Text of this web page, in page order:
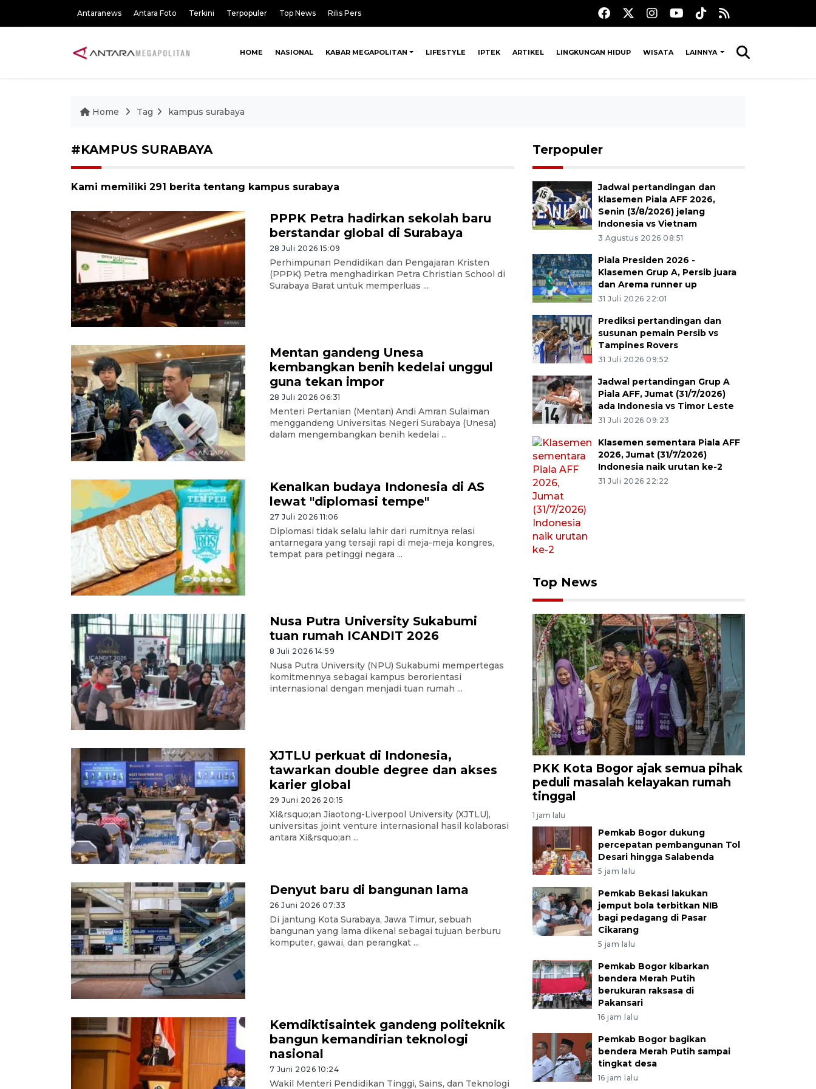
Antaranews Antara Foto Terkini Terpopuler Top News Rilis Pers
HOME NASIONAL KABAR MEGAPOLITAN LIFESTYLE IPTEK ARTIKEL LINGKUNGAN HIDUP WISATA LAINNYA
Home Tag kampus surabaya
#KAMPUS SURABAYA
Kami memiliki 291 berita tentang kampus surabaya
PPPK Petra hadirkan sekolah baru
berstandar global di Surabaya
28 Juli 2026 15:09
Perhimpunan Pendidikan dan Pengajaran Kristen
(PPPK) Petra menghadirkan Petra Christian School di
Surabaya Barat untuk memperluas ...
Mentan gandeng Unesa
kembangkan benih kedelai unggul
guna tekan impor
28 Juli 2026 06:31
Menteri Pertanian (Mentan) Andi Amran Sulaiman
menggandeng Universitas Negeri Surabaya (Unesa)
dalam mengembangkan benih kedelai ...
Kenalkan budaya Indonesia di AS
lewat "diplomasi tempe"
27 Juli 2026 11:06
Diplomasi tidak selalu lahir dari rumitnya relasi
antarnegara yang tersaji rapi di meja-meja kongres,
tempat para petinggi negara ...
Nusa Putra University Sukabumi
tuan rumah ICANDIT 2026
8 Juli 2026 14:59
Nusa Putra University (NPU) Sukabumi mempertegas
komitmennya sebagai kampus berorientasi
internasional dengan menjadi tuan rumah ...
XJTLU perkuat di Indonesia,
tawarkan double degree dan akses
karier global
29 Juni 2026 20:15
Xi&rsquo;an Jiaotong-Liverpool University (XJTLU),
universitas joint venture internasional hasil kolaborasi
antara Xi&rsquo;an ...
Denyut baru di bangunan lama
26 Juni 2026 07:33
Di jantung Kota Surabaya, Jawa Timur, sebuah
bangunan yang lama dikenal sebagai tujuan berburu
komputer, gawai, dan perangkat ...
Kemdiktisaintek gandeng politeknik
bangun kemandirian teknologi
nasional
7 Juni 2026 10:24
Wakil Menteri Pendidikan Tinggi, Sains, dan Teknologi
Terpopuler
Jadwal pertandingan dan
klasemen Piala AFF 2026,
Senin (3/8/2026) jelang
Indonesia vs Vietnam
3 Agustus 2026 08:51
Piala Presiden 2026 -
Klasemen Grup A, Persib juara
dan Arema runner up
31 Juli 2026 22:01
Prediksi pertandingan dan
susunan pemain Persib vs
Tampines Rovers
31 Juli 2026 09:52
Jadwal pertandingan Grup A
Piala AFF, Jumat (31/7/2026)
ada Indonesia vs Timor Leste
31 Juli 2026 09:23
Klasemen sementara Piala AFF
2026, Jumat (31/7/2026)
Indonesia naik urutan ke-2
31 Juli 2026 22:22
Top News
PKK Kota Bogor ajak semua pihak
peduli masalah kelayakan rumah
tinggal
1 jam lalu
Pemkab Bogor dukung
percepatan pembangunan Tol
Desari hingga Salabenda
5 jam lalu
Pemkab Bekasi lakukan
jemput bola terbitkan NIB
bagi pedagang di Pasar
Cikarang
5 jam lalu
Pemkab Bogor kibarkan
bendera Merah Putih
berukuran raksasa di
Pakansari
16 jam lalu
Pemkab Bogor bagikan
bendera Merah Putih sampai
tingkat desa
16 jam lalu